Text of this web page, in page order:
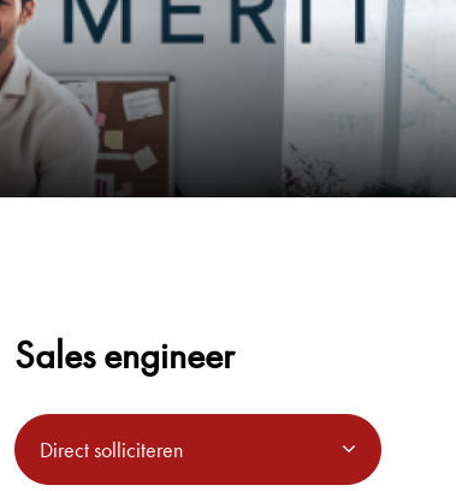
Sales engineer
Direct solliciteren